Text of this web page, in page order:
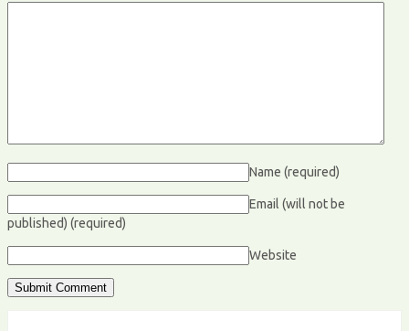
Name (required)
Email (will not be
published) (required)
Website